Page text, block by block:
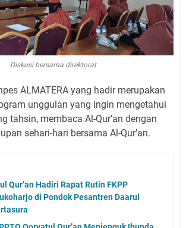
Diskusi bersama direktorat
ALMATERA yang hadir merupakan
unggulan yang ingin mengetahui
tahsin, membaca Al-Qur’an dengan
sehari-hari bersama Al-Qur’an.
Qur’an Hadiri Rapat Rutin FKPP
di Pondok Pesantren Daarul